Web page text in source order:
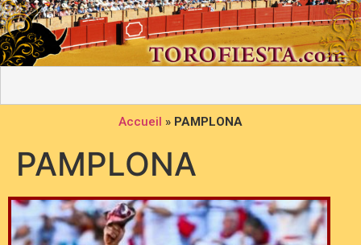
Accueil » PAMPLONA
PAMPLONA